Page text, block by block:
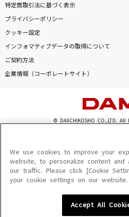
特定商取引法に基づく表示
プライバシーポリシー
クッキー設定
インフォマティブデータの取得について
ご契約方法
企業情報（コーポレートサイト）
© DAIICHIKOSHO CO.,LTD. All
このサイトに掲載されている一切の文章・画像・
を問わず、著作権法の定める範囲を超えて無断で
を禁じます。
楽曲及びコンテンツは、機種によりご利用いただ
楽曲及びコンテンツの配信日、配信内容が変更にな
We use cookies to improve your
website, to personalize content and
our traffic. Please click [Cookie
your cookie settings on our website.
Accept All